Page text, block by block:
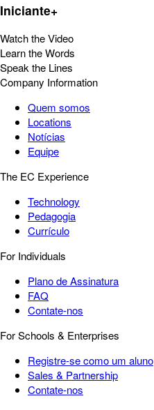
Iniciante+
Watch the Video
Learn the Words
Speak the Lines
Company Information
Quem somos
Locations
Notícias
Equipe
The EC Experience
Technology
Pedagogia
Currículo
For Individuals
Plano de Assinatura
FAQ
Contate-nos
For Schools & Enterprises
Registre-se como um aluno
Sales & Partnership
Contate-nos